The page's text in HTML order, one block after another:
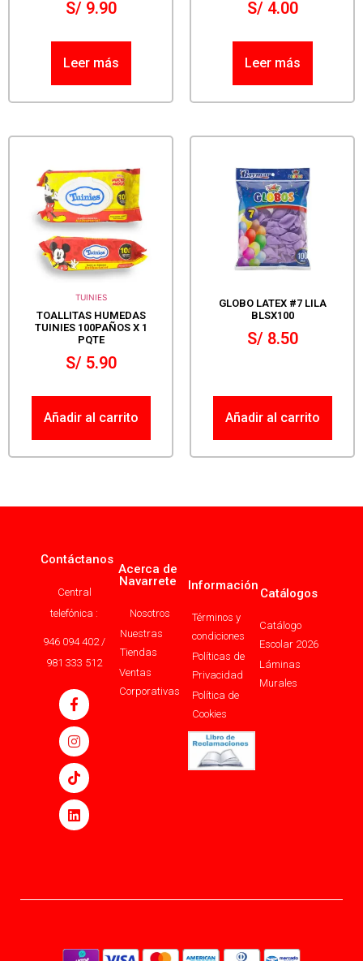
S/9.90
Leer más
S/4.00
Leer más
TUINIES
TOALLITAS HUMEDAS
TUINIES 100PAÑOS X 1
PQTE
S/5.90
Añadir al carrito
GLOBO LATEX #7 LILA
BLSX100
S/8.50
Añadir al carrito
Contáctanos
Central
telefónica :
946 094 402 /
981 333 512
Acerca de
Navarrete
Nosotros
Nuestras
Tiendas
Ventas
Corporativas
Información
Términos y
condiciones
Políticas de
Privacidad
Política de
Cookies
Catálogos
Catálogo
Escolar 2026
Láminas
Murales